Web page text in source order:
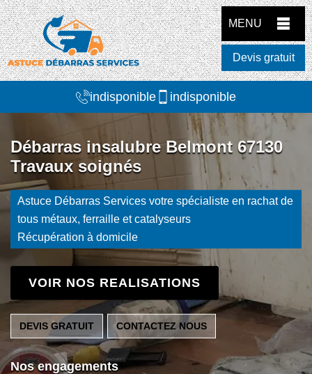
MENU
Devis gratuit
indisponible indisponible
Débarras insalubre Belmont 67130
Travaux soignés
Astuce Débarras Services votre spécialiste en rachat de
tous métaux, ferraille et catalyseurs
Récupération à domicile
VOIR NOS REALISATIONS
DEVIS GRATUIT CONTACTEZ NOUS
Nos engagements